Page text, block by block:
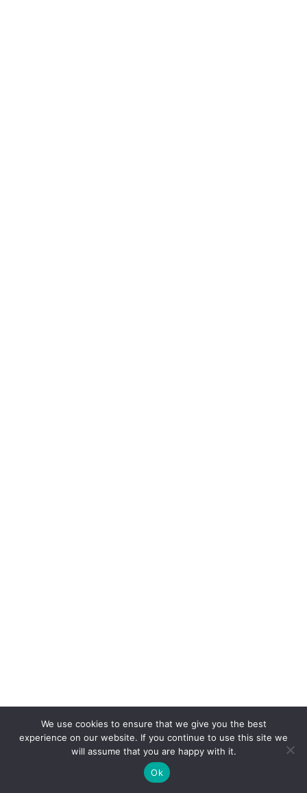
We use cookies to ensure that we give you the best
experience on our website. If you continue to use this site we
will assume that you are happy with it.
Ok